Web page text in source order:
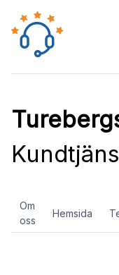
Om
oss
Hemsida